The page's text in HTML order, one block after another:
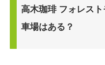
高木珈琲 フォレス
車場はある？